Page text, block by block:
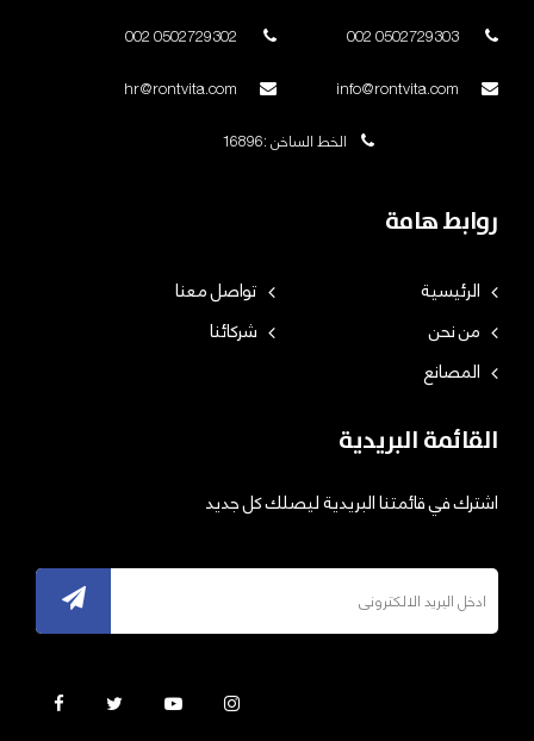
الخط الساخن :16896
روابط هامة
الرئيسية
تواصل معنا
من نحن
شركائنا
المصانع
القائمة البريدية
اشترك في قائمتنا البريدية ليصلك كل جديد